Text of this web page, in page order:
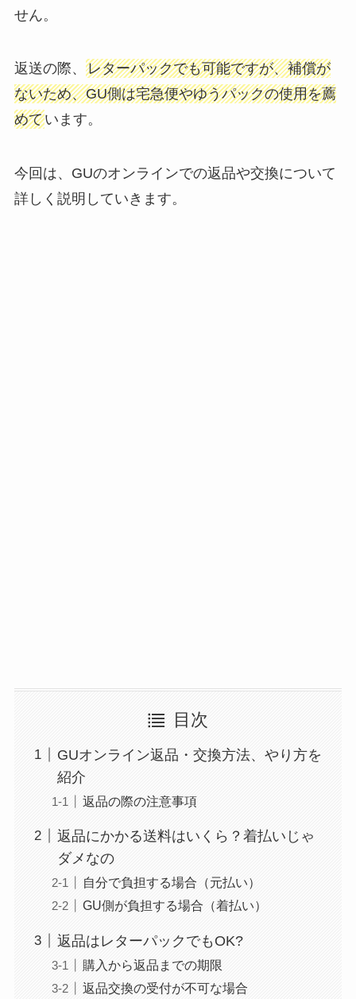
せん。
返送の際、 レターパックでも可能ですが、補償が
ないため、GU側は宅急便やゆうパックの使用を薦
めています。
今回は、GUのオンラインでの返品や交換について
詳しく説明していきます。
目次
GUオンライン返品・交換方法、やり方を
紹介
返品の際の注意事項
返品にかかる送料はいくら？着払いじゃ
ダメなの
自分で負担する場合（元払い）
GU側が負担する場合（着払い）
返品はレターパックでもOK?
購入から返品までの期限
返品交換の受付が不可な場合